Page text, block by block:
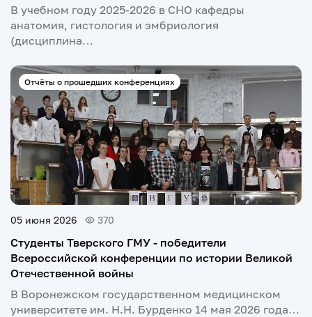
В учебном году 2025-2026 в СНО кафедры
анатомия, гистология и эмбриология
(дисциплина…
Отчёты о прошедших конференциях
05 июня 2026 370
Студенты Тверского ГМУ - победители
Всероссийской конференции по истории Великой
Отечественной войны
В Воронежском государственном медицинском
университете им. Н.Н. Бурденко 14 мая 2026 года…